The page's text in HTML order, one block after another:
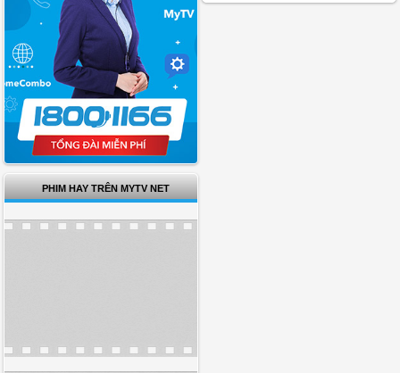
PHIM HAY TRÊN MYTV NET